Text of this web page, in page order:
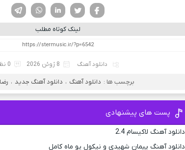
تویتر
فیسوک
لینک کوتاه مطلب
دانلود آهنگ 8 ژوئن 2026 0 نظر
برچسب ها : دانلود آهنگ ، دانلود آهنگ جدید ،
پست های پیشنهادی
دانلود آهنگ لاکیسام 2.4
دانلود آهنگ پیمان شهیدی و نیکول یو ماه کامل